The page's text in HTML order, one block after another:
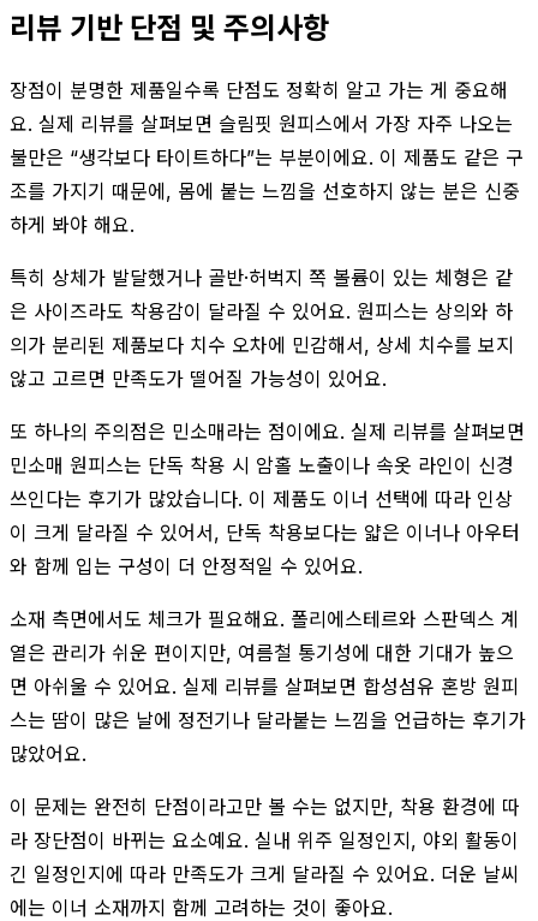
리뷰 기반 단점 및 주의사항
장점이 분명한 제품일수록 단점도 정확히 알고 가는 게 중요해
요. 실제 리뷰를 살펴보면 슬림핏 원피스에서 가장 자주 나오는
불만은 “생각보다 타이트하다”는 부분이에요. 이 제품도 같은 구
조를 가지기 때문에, 몸에 붙는 느낌을 선호하지 않는 분은 신중
하게 봐야 해요.
특히 상체가 발달했거나 골반·허벅지 쪽 볼륨이 있는 체형은 같
은 사이즈라도 착용감이 달라질 수 있어요. 원피스는 상의와 하
의가 분리된 제품보다 치수 오차에 민감해서, 상세 치수를 보지
않고 고르면 만족도가 떨어질 가능성이 있어요.
또 하나의 주의점은 민소매라는 점이에요. 실제 리뷰를 살펴보면
민소매 원피스는 단독 착용 시 암홀 노출이나 속옷 라인이 신경
쓰인다는 후기가 많았습니다. 이 제품도 이너 선택에 따라 인상
이 크게 달라질 수 있어서, 단독 착용보다는 얇은 이너나 아우터
와 함께 입는 구성이 더 안정적일 수 있어요.
소재 측면에서도 체크가 필요해요. 폴리에스테르와 스판덱스 계
열은 관리가 쉬운 편이지만, 여름철 통기성에 대한 기대가 높으
면 아쉬울 수 있어요. 실제 리뷰를 살펴보면 합성섬유 혼방 원피
스는 땀이 많은 날에 정전기나 달라붙는 느낌을 언급하는 후기가
많았어요.
이 문제는 완전히 단점이라고만 볼 수는 없지만, 착용 환경에 따
라 장단점이 바뀌는 요소예요. 실내 위주 일정인지, 야외 활동이
긴 일정인지에 따라 만족도가 크게 달라질 수 있어요. 더운 날씨
에는 이너 소재까지 함께 고려하는 것이 좋아요.